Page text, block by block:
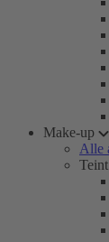
Make-up
Alle
Teint